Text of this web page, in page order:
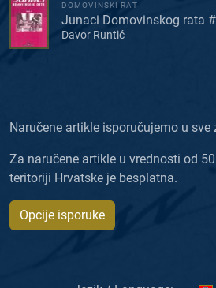
DOMOVINSKI RAT
Junaci Domovinskog rata
Davor Runtić
Naručene artikle isporučujemo u sve
Za naručene artikle u vrednosti od
teritoriji Hrvatske je besplatna.
Opcije isporuke